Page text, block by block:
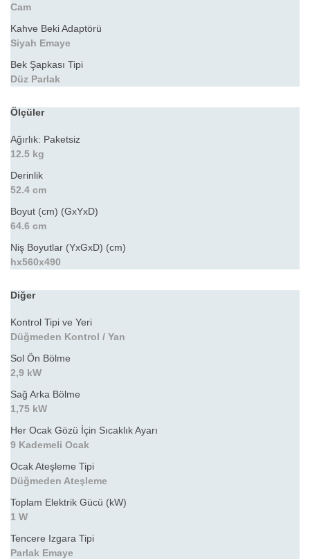
Cam
Kahve Beki Adaptörü
Siyah Emaye
Bek Şapkası Tipi
Düz Parlak
Ölçüler
Ağırlık: Paketsiz
12.5 kg
Derinlik
52.4 cm
Boyut (cm) (GxYxD)
64.6 cm
Niş Boyutlar (YxGxD) (cm)
hx560x490
Diğer
Kontrol Tipi ve Yeri
Düğmeden Kontrol / Yan
Sol Ön Bölme
2,9 kW
Sağ Arka Bölme
1,75 kW
Her Ocak Gözü İçin Sıcaklık Ayarı
9 Kademeli Ocak
Ocak Ateşleme Tipi
Düğmeden Ateşleme
Toplam Elektrik Gücü (kW)
1 W
Tencere Izgara Tipi
Parlak Emaye